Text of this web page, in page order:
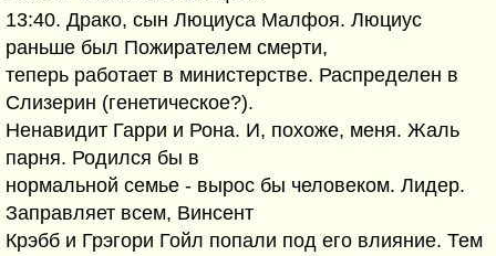
13:40. Драко, сын Люциуса Малфоя. Люциус
раньше был Пожирателем смерти,
теперь работает в министерстве. Распределен в
Слизерин (генетическое?).
Ненавидит Гарри и Рона. И, похоже, меня. Жаль
парня. Родился бы в
нормальной семье - вырос бы человеком. Лидер.
Заправляет всем, Винсент
Крэбб и Грэгори Гойл попали под его влияние. Тем